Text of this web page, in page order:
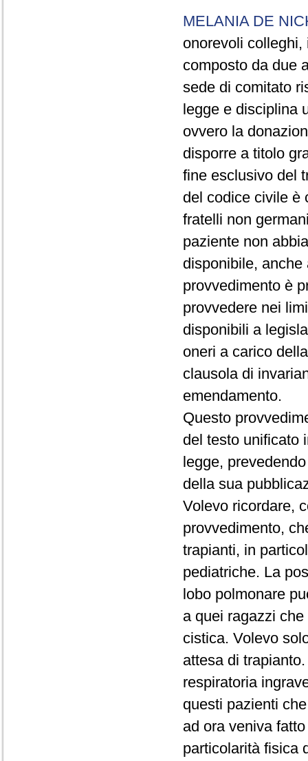
MELANIA DE
onorevoli
composto da due
sede di comitato
legge e disciplina
ovvero la
disporre a titolo
fine esclusivo del
del codice civile è
fratelli non
paziente non
disponibile,
provvedimento è
provvedere nei
disponibili a
oneri a carico
clausola di
emendamento.
Questo
del testo unificato
legge,
della sua
Volevo ricordare,
provvedimento,
trapianti, in
pediatriche. La
lobo polmonare
a quei ragazzi
cistica. Volevo
attesa di
respiratoria
questi pazienti
ad ora veniva
particolarità fisica